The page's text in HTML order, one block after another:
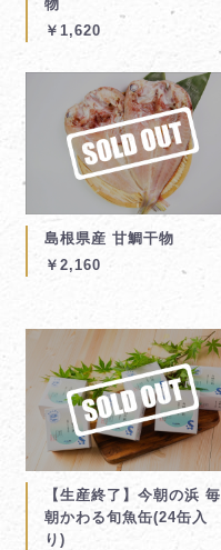
物
￥1,620
島根県産 甘鯛干物
￥2,160
【生産終了】今朝の浜 毎
朝かわる旬魚缶(24缶入
り)